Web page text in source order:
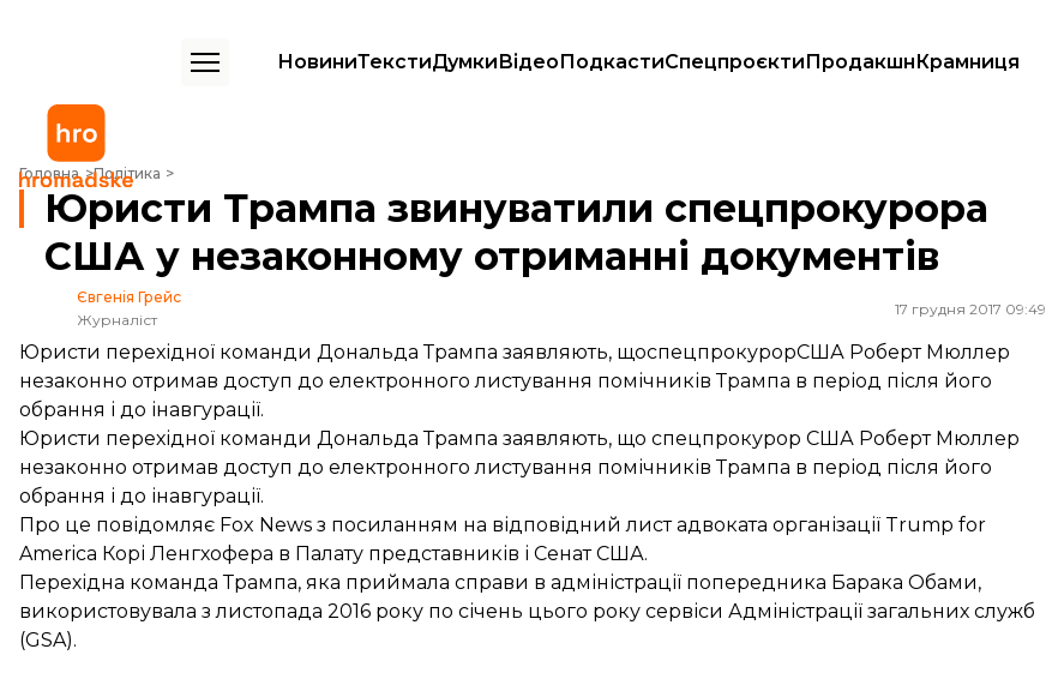
НовиниТекстиДумкиВідеоПодкастиСпецпроєктиПродакшнКрамниця
Головна Політика
Юристи Трампа звинуватили спецпрокурора США у незаконному отриманні документів
Юристи Трампа звинуватили спецпрокурора
США у незаконному отриманні документів
Євгенія Грейс
Журналіст
17 грудня 2017 09:49
Юристи перехідної команди Дональда Трампа заявляють, щоспецпрокурорСША Роберт Мюллер
незаконно отримав доступ до електронного листування помічників Трампа в період після його
обрання і до інавгурації.
Юристи перехідної команди Дональда Трампа заявляють, що спецпрокурор США Роберт Мюллер
незаконно отримав доступ до електронного листування помічників Трампа в період після його
обрання і до інавгурації.
Про це повідомляє Fox News з посиланням на відповідний лист адвоката організації Trump for
America Корі Ленгхофера в Палату представників і Сенат США.
Перехідна команда Трампа, яка приймала справи в адміністрації попередника Барака Обами,
використовувала з листопада 2016 року по січень цього року сервіси Адміністрації загальних служб
(GSA).